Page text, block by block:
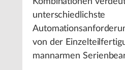
unterschiedlichste
von der
mannarmen